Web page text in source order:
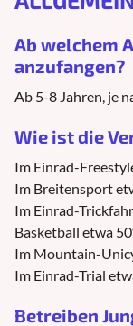
Ab welchem
anzufangen?
Ab 5-8 Jahren, je
Wie ist die
Im Einrad-
Im Breitensport
Im Einrad-
Basketball etwa
Im Mountain-
Im Einrad-Trial
Betreiben